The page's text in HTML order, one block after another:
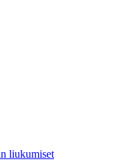
liukumiset